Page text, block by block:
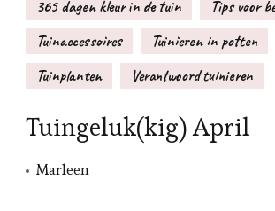
365 dagen kleur in de tuin
Tips voor
Tuinaccessoires
Tuinieren in potten
Tuinplanten
Verantwoord tuinieren
Tuingeluk(kig) April
Marleen